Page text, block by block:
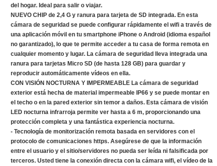
del hogar. Ideal para salir o viajar.
NUEVO CHIP de 2,4 G y ranura para tarjeta de SD integrada. En esta
cámara de seguridad se puede configurar rápidamente el wifi a través de
una aplicación móvil en tu smartphone iPhone o Android (idioma español
no garantizado), lo que te permite acceder a tu casa de forma remota en
cualquier momento y lugar. La cámara de seguridad lleva integrada una
ranura para tarjetas Micro SD (de hasta 128 GB) para guardar y
reproducir automáticamente vídeos en ella.
CON VISIÓN NOCTURNA Y IMPERMEABLE La cámara de seguridad
exterior está hecha de material impermeable IP66 y se puede montar en
el techo o en la pared exterior sin temor a daños. Esta cámara de visión
LED nocturna infrarroja permite ver hasta a 6 m, proporcionando una
protección completa y una fantástica experiencia nocturna.
- Tecnología de monitorización remota basada en servidores con el
protocolo de comunicaciones https. Asegúrese de que la información
entre el usuario y el sitio/servidores no pueda ser leída ni falsificada por
terceros. Usted tiene la conexión directa con la cámara wifi, el vídeo de la